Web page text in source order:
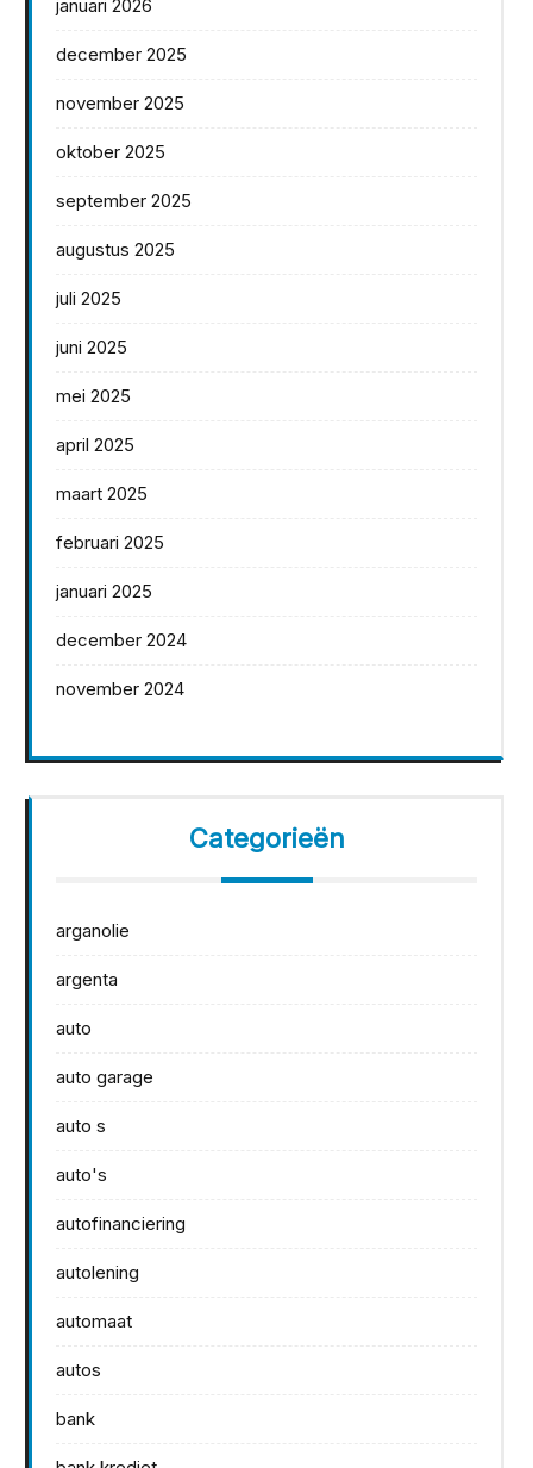
januari 2026
december 2025
november 2025
oktober 2025
september 2025
augustus 2025
juli 2025
juni 2025
mei 2025
april 2025
maart 2025
februari 2025
januari 2025
december 2024
november 2024
Categorieën
arganolie
argenta
auto
auto garage
auto s
auto's
autofinanciering
autolening
automaat
autos
bank